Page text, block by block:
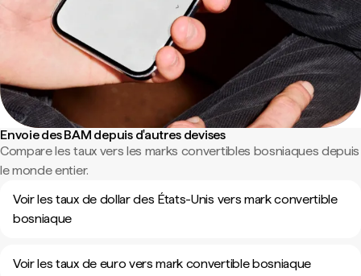
Envoie des BAM depuis d'autres devises
Compare les taux vers les marks convertibles bosniaques depuis
le monde entier.
Voir les taux de dollar des États-Unis vers mark convertible
bosniaque
Voir les taux de euro vers mark convertible bosniaque